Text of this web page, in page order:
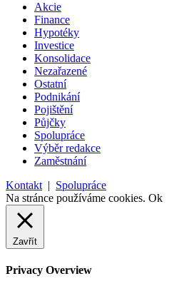
Akcie
Finance
Hypotéky
Investice
Konsolidace
Nezařazené
Ostatní
Podnikání
Pojištění
Půjčky
Spolupráce
Výběr redakce
Zaměstnání
Kontakt | Spolupráce
Na stránce používáme cookies. Ok
Zavřít
Privacy Overview